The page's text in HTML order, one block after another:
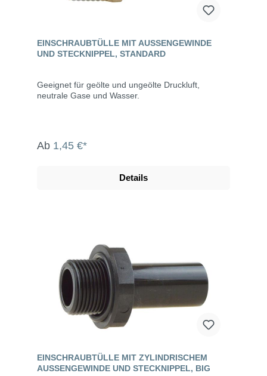
EINSCHRAUBTÜLLE MIT AUSSENGEWINDE U
ND STECKNIPPEL, STANDARD
Geeignet für geölte und ungeölte Druckluft,
neutrale Gase und Wasser.
Ab 1,45 €*
Details
EINSCHRAUBTÜLLE MIT ZYLINDRISCHEM
AUSSENGEWINDE UND STECKNIPPEL, BIG